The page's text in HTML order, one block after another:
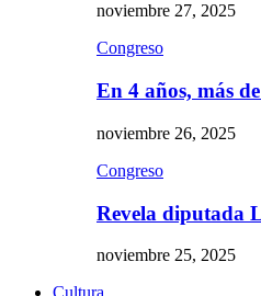
noviembre 27, 2025
Congreso
En 4 años, más
noviembre 26, 2025
Congreso
Revela diputada
noviembre 25, 2025